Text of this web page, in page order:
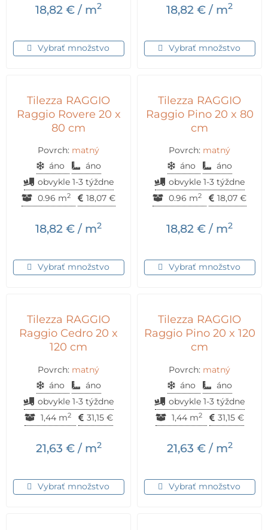
18,82 € / m2
Vybrať množstvo
18,82 € / m2
Vybrať množstvo
Tilezza RAGGIO
Raggio Rovere 20 x
80 cm
Povrch: matný
áno
áno
obvykle 1-3 týždne
0.96 m2 18,07 €
18,82 € / m2
Vybrať množstvo
Tilezza RAGGIO
Raggio Pino 20 x 80
cm
Povrch: matný
áno
áno
obvykle 1-3 týždne
0.96 m2 18,07 €
18,82 € / m2
Vybrať množstvo
Tilezza RAGGIO
Raggio Cedro 20 x
120 cm
Povrch: matný
áno
áno
obvykle 1-3 týždne
1,44 m2 31,15 €
21,63 €/ m2
Vybrať množstvo
Tilezza RAGGIO
Raggio Pino 20 x 120
cm
Povrch: matný
áno
áno
obvykle 1-3 týždne
1,44 m2 31,15 €
21,63 €/ m2
Vybrať množstvo